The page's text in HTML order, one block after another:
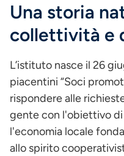
Una storia
collettività e
L’istituto nasce il 26
piacentini “Soci
rispondere alle
gente con l'obiettivo
l'economia locale
allo spirito